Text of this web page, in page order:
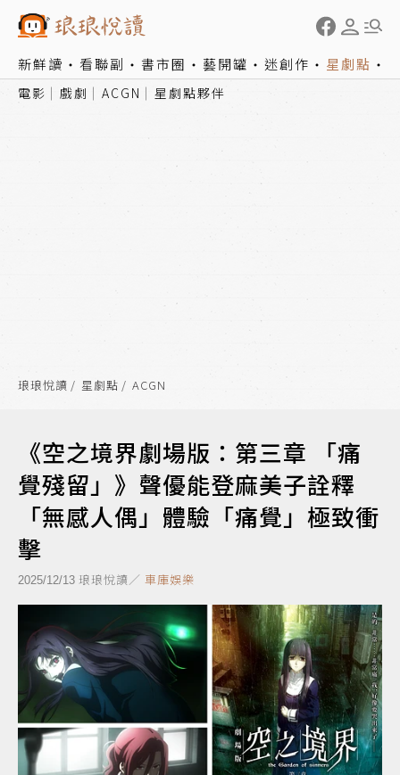
新鮮讀 看聯副 書市圈 藝開罐 迷創作 星劇點
電影 戲劇 ACGN 星劇點夥伴
琅琅悅讀 星劇點 ACGN
《空之境界劇場版：第三章 「痛
覺殘留」》聲優能登麻美子詮釋
「無感人偶」體驗「痛覺」極致衝
擊
2025/12/13 琅琅悅讀／ 車庫娛樂